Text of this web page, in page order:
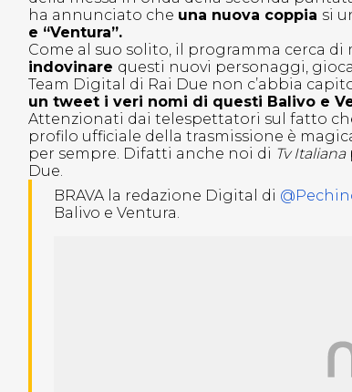
ha annunciato che una nuova coppia si
e “Ventura”.
Come al suo solito, il programma cerca
indovinare questi nuovi personaggi,
Team Digital di Rai Due non c’abbia
un tweet i veri nomi di questi Balivo e
Attenzionati dai telespettatori sul fatto
profilo ufficiale della trasmissione è
per sempre. Difatti anche noi di Tv Italiana
Due.
BRAVA la redazione Digital di
Balivo e Ventura.